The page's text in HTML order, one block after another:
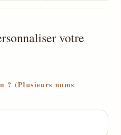
votre
? (Plusieurs noms